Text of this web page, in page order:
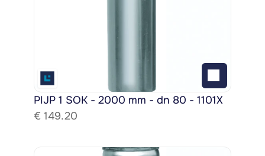
PIJP 1 SOK - 2000 mm - dn 80 - 1101X
€ 149.20